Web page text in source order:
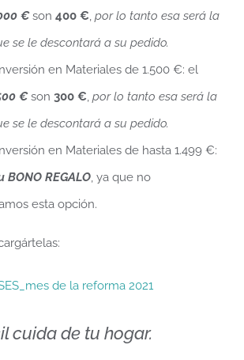
€son 400 €, por lo tanto esa será la
se le descontará a su pedido.
en Materiales de 1.500 €: el
€son 300 €, por lo tanto esa será la
se le descontará a su pedido.
en Materiales de hasta 1.499 €:
BONO REGALO, ya que no
esta opción.
de la reforma 2021
cuida de tu hogar.